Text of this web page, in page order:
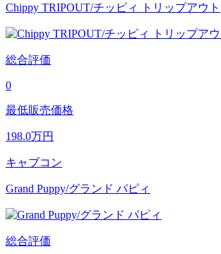
Chippy TRIPOUT/チッピィ トリップアウト
総合評価
0
最低販売価格
198.0万円
キャブコン
Grand Puppy/グランド パピィ
総合評価